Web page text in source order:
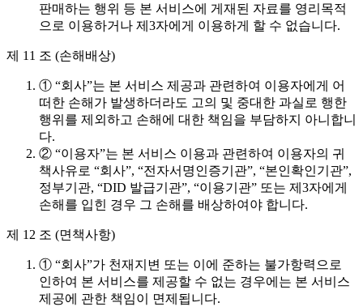
판매하는 행위 등 본 서비스에 게재된 자료를 영리목적
으로 이용하거나 제3자에게 이용하게 할 수 없습니다.
제 11 조 (손해배상)
① “회사”는 본 서비스 제공과 관련하여 이용자에게 어
떠한 손해가 발생하더라도 고의 및 중대한 과실로 행한
행위를 제외하고 손해에 대한 책임을 부담하지 아니합니
다.
② “이용자”는 본 서비스 이용과 관련하여 이용자의 귀
책사유로 “회사”, “전자서명인증기관”, “본인확인기관”,
정부기관, “DID 발급기관”, “이용기관” 또는 제3자에게
손해를 입힌 경우 그 손해를 배상하여야 합니다.
제 12 조 (면책사항)
① “회사”가 천재지변 또는 이에 준하는 불가항력으로
인하여 본 서비스를 제공할 수 없는 경우에는 본 서비스
제공에 관한 책임이 면제됩니다.